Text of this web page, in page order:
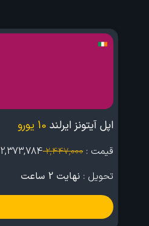
اپل آیتونز ایرلند 10 یورو
قیمت : 2,447,000
2,373,784
تحویل : نهایت 2 ساعت